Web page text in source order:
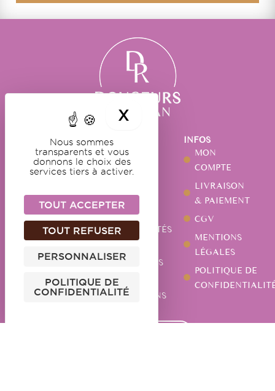
DOUCEURS
GUIMAUVES
CHOCOLATS
PÂTES DE
FRUITS
AUTRES
NOTRE
MAISON
NOTRE
HISTOIRE
NOTRE
ATELIER
ACTUALITÉS
MAGASINS
VOS
QUESTIONS
INFOS
MON
COMPTE
LIVRAISON
& PAIEMENT
CGV
MENTIONS
LÉGALES
POLITIQUE DE
Nous sommes
transparents et vous
donnons le choix des
services tiers à activer.
TOUT ACCEPTER
TOUT REFUSER
PERSONNALISER
POLITIQUE DE
CONFIDENTIALITÉ
X MASQUER LE